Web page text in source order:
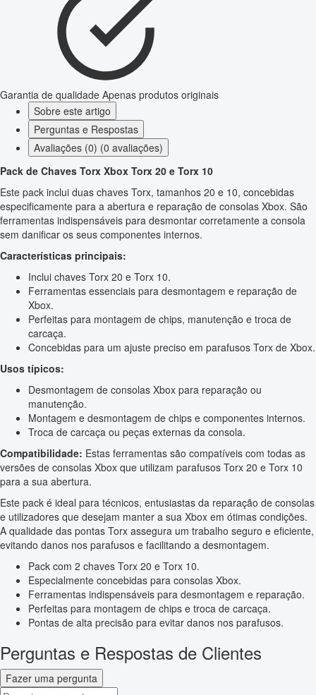
Garantia de qualidade Apenas produtos originais
Sobre este artigo
Perguntas e Respostas
Avaliações (0) (0 avaliações)
Pack de Chaves Torx Xbox Torx 20 e Torx 10
Este pack inclui duas chaves Torx, tamanhos 20 e 10, concebidas
especificamente para a abertura e reparação de consolas Xbox. São
ferramentas indispensáveis para desmontar corretamente a consola
sem danificar os seus componentes internos.
Características principais:
Inclui chaves Torx 20 e Torx 10.
Ferramentas essenciais para desmontagem e reparação de
Xbox.
Perfeitas para montagem de chips, manutenção e troca de
carcaça.
Concebidas para um ajuste preciso em parafusos Torx de Xbox.
Usos típicos:
Desmontagem de consolas Xbox para reparação ou
manutenção.
Montagem e desmontagem de chips e componentes internos.
Troca de carcaça ou peças externas da consola.
Compatibilidade: Estas ferramentas são compatíveis com todas as
versões de consolas Xbox que utilizam parafusos Torx 20 e Torx 10
para a sua abertura.
Este pack é ideal para técnicos, entusiastas da reparação de consolas
e utilizadores que desejam manter a sua Xbox em ótimas condições.
A qualidade das pontas Torx assegura um trabalho seguro e eficiente,
evitando danos nos parafusos e facilitando a desmontagem.
Pack com 2 chaves Torx 20 e Torx 10.
Especialmente concebidas para consolas Xbox.
Ferramentas indispensáveis para desmontagem e reparação.
Perfeitas para montagem de chips e troca de carcaça.
Pontas de alta precisão para evitar danos nos parafusos.
Perguntas e Respostas de Clientes
Fazer uma pergunta